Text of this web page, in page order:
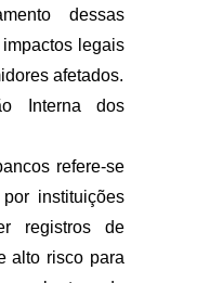
dessas
legais
afetados.
Interna dos
refere-se
instituições
registros de
alto risco para